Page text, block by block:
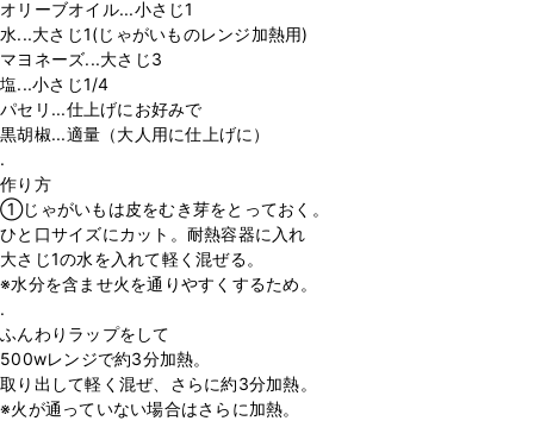
オリーブオイル...小さじ1
水...大さじ1(じゃがいものレンジ加熱用)
マヨネーズ...大さじ3
塩...小さじ1/4
パセリ...仕上げにお好みで
黒胡椒...適量（大人用に仕上げに）
.
作り方
①じゃがいもは皮をむき芽をとっておく。
ひと口サイズにカット。耐熱容器に入れ
大さじ1の水を入れて軽く混ぜる。
※水分を含ませ火を通りやすくするため。
.
ふんわりラップをして
500wレンジで約3分加熱。
取り出して軽く混ぜ、さらに約3分加熱。
※火が通っていない場合はさらに加熱。